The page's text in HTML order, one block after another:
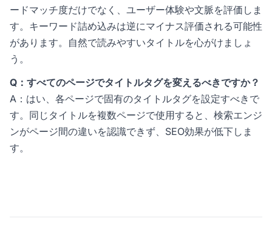
ードマッチ度だけでなく、ユーザー体験や文脈を評価しま
す。キーワード詰め込みは逆にマイナス評価される可能性
があります。自然で読みやすいタイトルを心がけましょ
う。
Q：すべてのページでタイトルタグを変えるべきですか？
A：はい、各ページで固有のタイトルタグを設定すべきで
す。同じタイトルを複数ページで使用すると、検索エンジ
ンがページ間の違いを認識できず、SEO効果が低下しま
す。